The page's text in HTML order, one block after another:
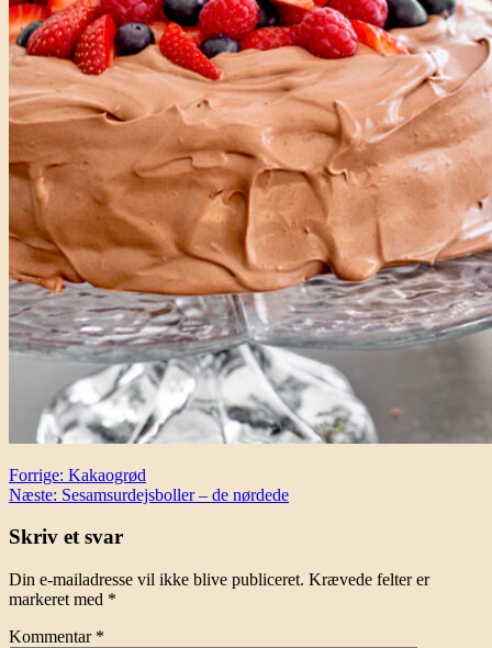
Indlægsnavigation
Forrige: Kakaogrød
Næste: Sesamsurdejsboller – de nørdede
Skriv et svar
Din e-mailadresse vil ikke blive publiceret. Krævede felter er
markeret med *
Kommentar *